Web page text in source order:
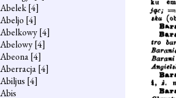
Abelek[4]
Abeljo [4]
Abelkowy[4]
Abelowy[4]
Abeona[4]
Aberracja[4]
Abiljus [4]
Abis